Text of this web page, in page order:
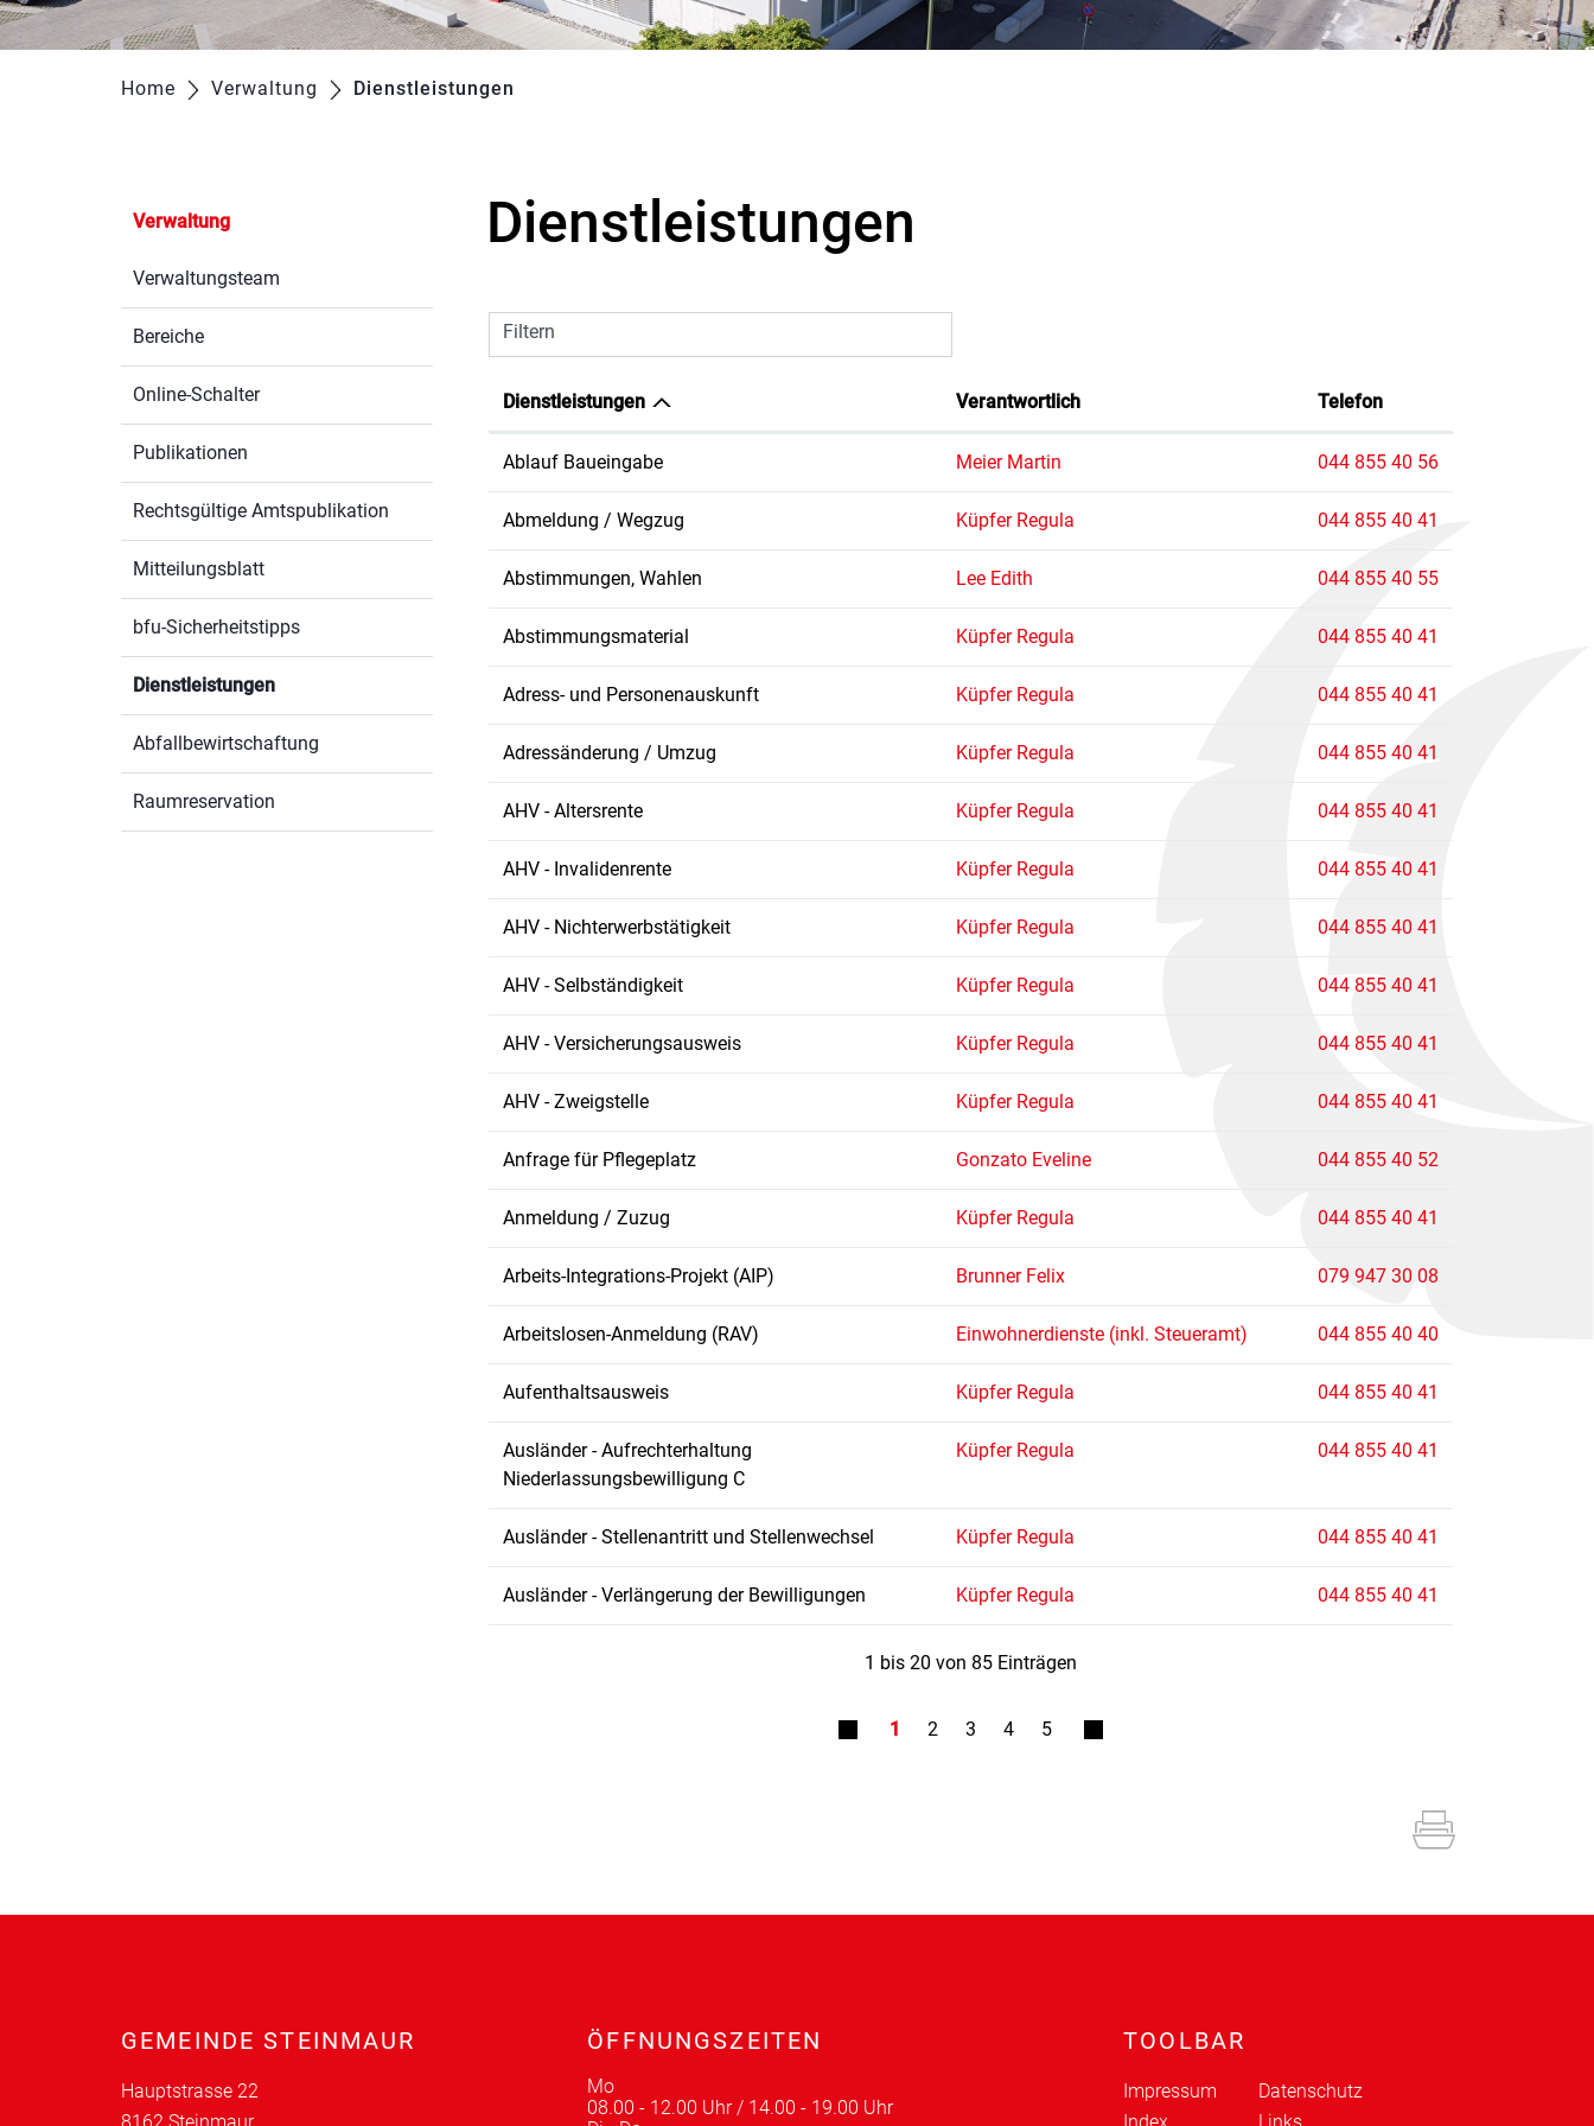
Home Verwaltung Dienstleistungen
Verwaltung
Verwaltungsteam
Bereiche
Online-Schalter
Publikationen
Rechtsgültige Amtspublikation
Mitteilungsblatt
bfu-Sicherheitstipps
Dienstleistungen
Abfallbewirtschaftung
Raumreservation
Dienstleistungen
Filtern
Dienstleistungen Verantwortlich Telefon
Ablauf Baueingabe Meier Martin 044 855 40 56
Abmeldung / Wegzug Küpfer Regula 044 855 40 41
Abstimmungen, Wahlen Lee Edith 044 855 40 55
Abstimmungsmaterial Küpfer Regula 044 855 40 41
Adress- und Personenauskunft Küpfer Regula 044 855 40 41
Adressänderung / Umzug Küpfer Regula 044 855 40 41
AHV - Altersrente Küpfer Regula 044 855 40 41
AHV - Invalidenrente Küpfer Regula 044 855 40 41
AHV - Nichterwerbstätigkeit Küpfer Regula 044 855 40 41
AHV - Selbständigkeit Küpfer Regula 044 855 40 41
AHV - Versicherungsausweis Küpfer Regula 044 855 40 41
AHV - Zweigstelle Küpfer Regula 044 855 40 41
Anfrage für Pflegeplatz Gonzato Eveline 044 855 40 52
Anmeldung / Zuzug Küpfer Regula 044 855 40 41
Arbeits-Integrations-Projekt (AIP) Brunner Felix 079 947 30 08
Arbeitslosen-Anmeldung (RAV) Einwohnerdienste (inkl. Steueramt) 044 855 40 40
Aufenthaltsausweis Küpfer Regula 044 855 40 41
Ausländer - Aufrechterhaltung
Niederlassungsbewilligung C
Küpfer Regula 044 855 40 41
Ausländer - Stellenantritt und Stellenwechsel Küpfer Regula 044 855 40 41
Ausländer - Verlängerung der Bewilligungen Küpfer Regula 044 855 40 41
1 bis 20 von 85 Einträgen
1 2 3 4 5
Fusszeile
GEMEINDE STEINMAUR
Hauptstrasse 22
8162 Steinmaur
ÖFFNUNGSZEITEN
Mo
08.00 - 12.00 Uhr / 14.00 - 19.00 Uhr
TOOLBAR
Impressum
Datenschutz
Index
Links